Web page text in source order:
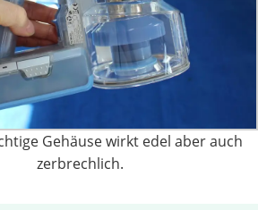
Gehäuse wirkt edel aber auch
zerbrechlich.